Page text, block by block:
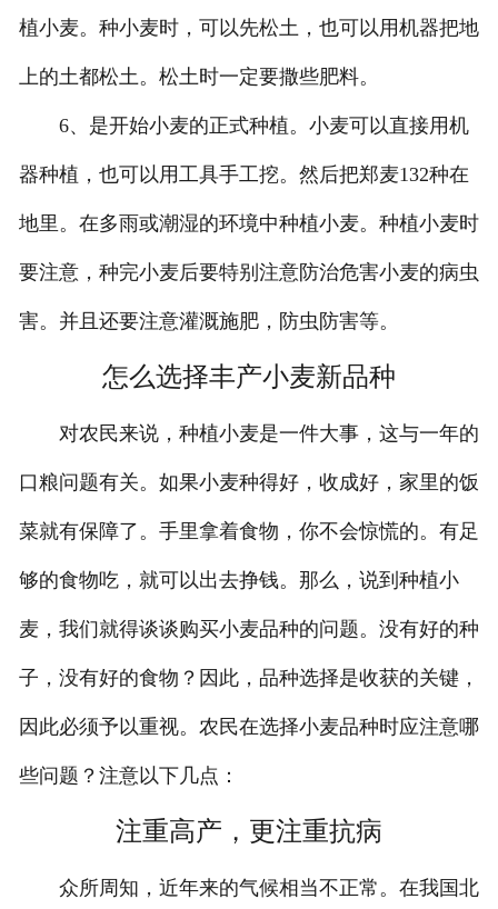
植小麦。种小麦时，可以先松土，也可以用机器把地
上的土都松土。松土时一定要撒些肥料。
6、是开始小麦的正式种植。小麦可以直接用机
器种植，也可以用工具手工挖。然后把郑麦132种在
地里。在多雨或潮湿的环境中种植小麦。种植小麦时
要注意，种完小麦后要特别注意防治危害小麦的病虫
害。并且还要注意灌溉施肥，防虫防害等。
怎么选择丰产小麦新品种
对农民来说，种植小麦是一件大事，这与一年的
口粮问题有关。如果小麦种得好，收成好，家里的饭
菜就有保障了。手里拿着食物，你不会惊慌的。有足
够的食物吃，就可以出去挣钱。那么，说到种植小
麦，我们就得谈谈购买小麦品种的问题。没有好的种
子，没有好的食物？因此，品种选择是收获的关键，
因此必须予以重视。农民在选择小麦品种时应注意哪
些问题？注意以下几点：
注重高产，更注重抗病
众所周知，近年来的气候相当不正常。在我国北